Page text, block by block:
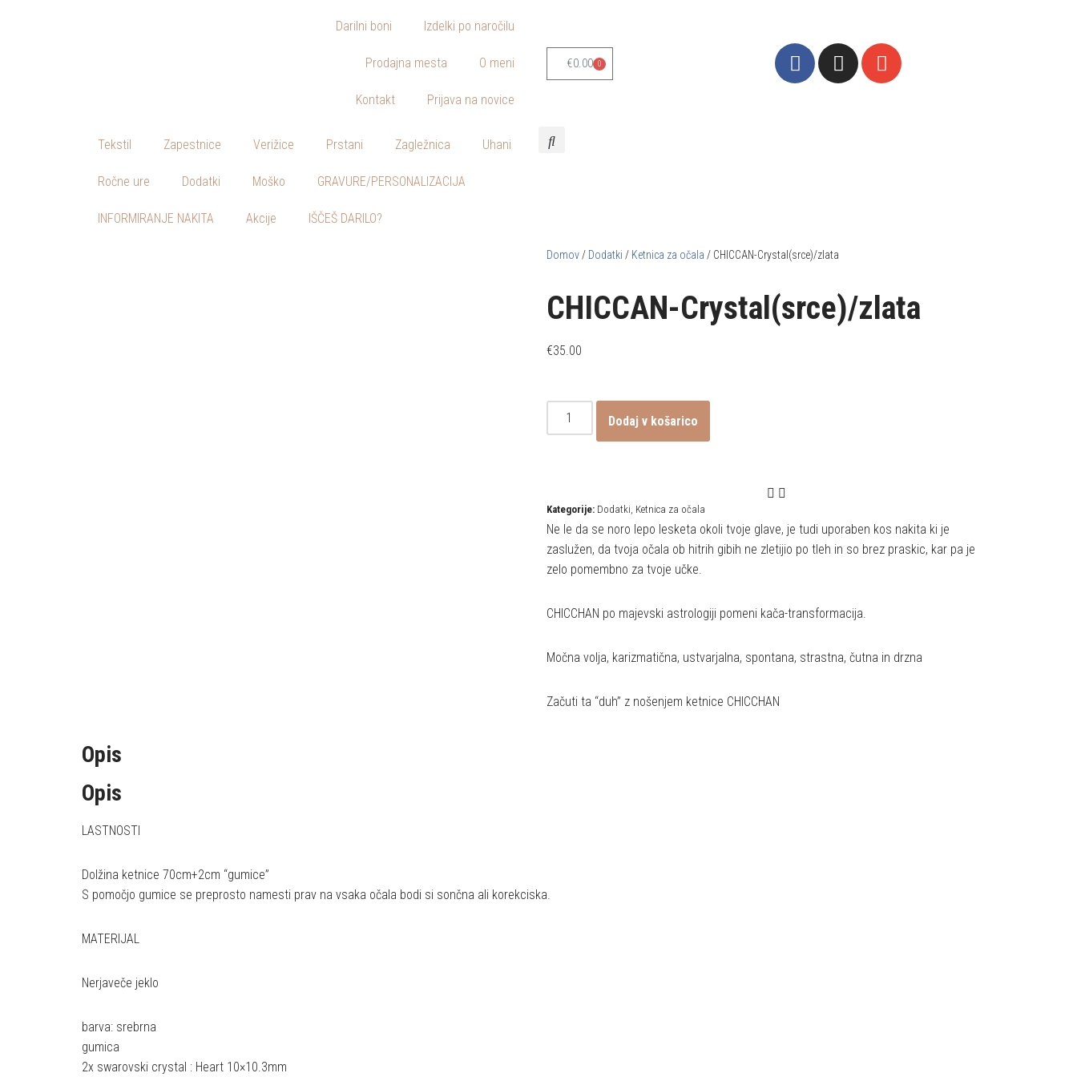
Darilni boni Izdelki po naročilu
Prodajna mesta O meni
Kontakt Prijava na novice
€0.00 0
Tekstil Zapestnice Verižice Prstani Zagležnica Uhani
Ročne ure Dodatki Moško GRAVURE/PERSONALIZACIJA
INFORMIRANJE NAKITA Akcije IŠČEŠ DARILO?
Domov / Dodatki / Ketnica za očala / CHICCAN-Crystal(srce)/zlata
CHICCAN-Crystal(srce)/zlata
€35.00
Dodaj v košarico
Kategorije: Dodatki, Ketnica za očala
Ne le da se noro lepo lesketa okoli tvoje glave, je tudi uporaben kos nakita ki je
zaslužen, da tvoja očala ob hitrih gibih ne zletijio po tleh in so brez praskic, kar pa je
zelo pomembno za tvoje učke.
CHICCHAN po majevski astrologiji pomeni kača-transformacija.
Močna volja, karizmatična, ustvarjalna, spontana, strastna, čutna in drzna
Začuti ta “duh” z nošenjem ketnice CHICCHAN
Opis
Opis
LASTNOSTI
Dolžina ketnice 70cm+2cm “gumice”
S pomočjo gumice se preprosto namesti prav na vsaka očala bodi si sončna ali korekciska.
MATERIJAL
Nerjaveče jeklo
barva: srebrna
gumica
2x swarovski crystal : Heart 10×10.3mm